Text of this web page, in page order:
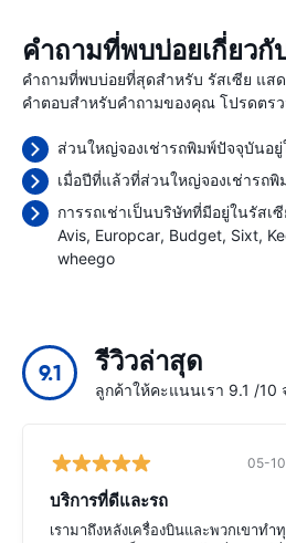
คำถามที่พบบ่อยเกี่ยวกั
คำถามที่พบบ่อยที่สุดสำหรับ รัสเซีย แส
คำตอบสำหรับคำถามของคุณ โปรดตร
ส่วนใหญ่จองเช่ารถพิมพ์ปัจจุบันอยู่
เมื่อปีที่แล้วที่ส่วนใหญ่จองเช่ารถพิ
การรถเช่าเป็นบริษัทที่มีอยู่ในรัสเ
Avis Europcar Budget Sixt
wheego
9.1 รีวิวล่าสุด
ลูกค้าให้คะแนนเรา 9.1 /10
05-
บริการที่ดีและรถ
เรามาถึงหลังเครื่องบินและพวกเขาทำ